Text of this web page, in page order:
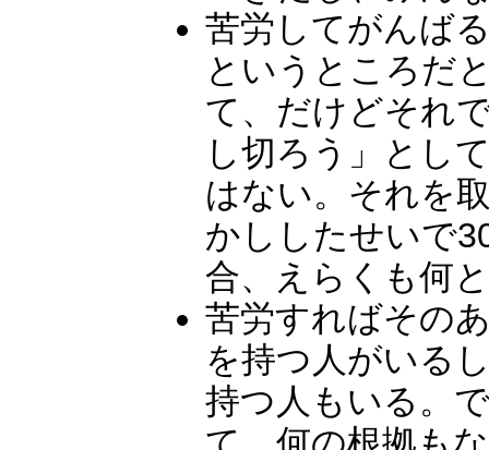
苦労してがんば
というところだ
て、だけどそれ
し切ろう」とし
はない。それを
かししたせいで
合、えらくも何
苦労すればその
を持つ人がいる
持つ人もいる。